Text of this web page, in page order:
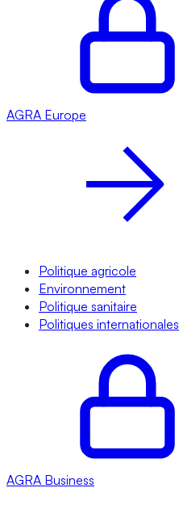
AGRA Europe
Politique agricole
Environnement
Politique sanitaire
Politiques internationales
AGRA Business